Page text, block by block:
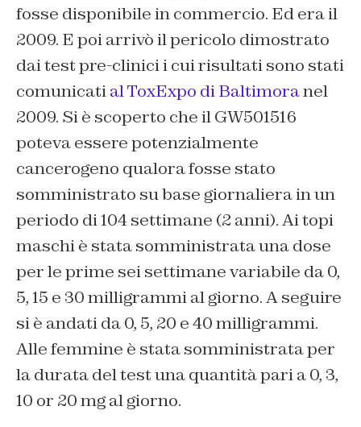
fosse disponibile in commercio. Ed era il
2009. E poi arrivò il pericolo dimostrato
dai test pre-clinici i cui risultati sono stati
comunicatial ToxExpo di Baltimoranel
2009. Si è scoperto che il GW501516
poteva essere potenzialmente
cancerogeno qualora fosse stato
somministrato su base giornaliera in un
periodo di 104 settimane (2 anni). Ai topi
maschi è stata somministrata una dose
per le prime sei settimane variabile da 0,
5, 15 e 30 milligrammi al giorno. A seguire
si è andati da 0, 5, 20 e 40 milligrammi.
Alle femmine è stata somministrata per
la durata del test una quantità pari a 0, 3,
10 or 20 mg al giorno.